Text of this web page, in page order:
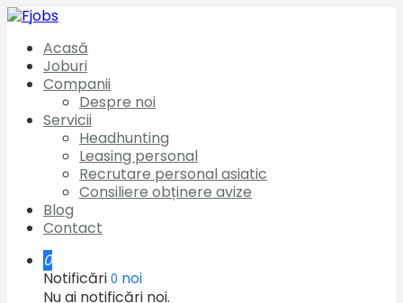
Acasă
Joburi
Companii
Despre noi
Servicii
Headhunting
Leasing personal
Recrutare personal asiatic
Consiliere obținere avize
Blog
Contact
0
Notificări 0 noi
Nu ai notificări noi.